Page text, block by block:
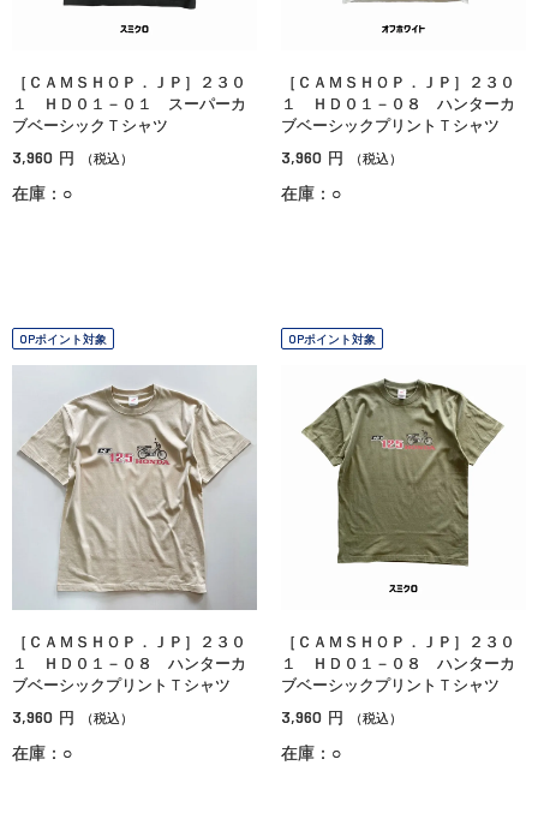
［ＣＡＭＳＨＯＰ．ＪＰ］２３０
１ ＨＤ０１－０１ スーパーカ
ブベーシックＴシャツ
3,960 円 （税込）
在庫：○
［ＣＡＭＳＨＯＰ．ＪＰ］２３０
１ ＨＤ０１－０８ ハンターカ
ブベーシックプリントＴシャツ
3,960 円 （税込）
在庫：○
OPポイント対象
［ＣＡＭＳＨＯＰ．ＪＰ］２３０
１ ＨＤ０１－０８ ハンターカ
ブベーシックプリントＴシャツ
3,960 円 （税込）
在庫：○
OPポイント対象
［ＣＡＭＳＨＯＰ．ＪＰ］２３０
１ ＨＤ０１－０８ ハンターカ
ブベーシックプリントＴシャツ
3,960 円 （税込）
在庫：○